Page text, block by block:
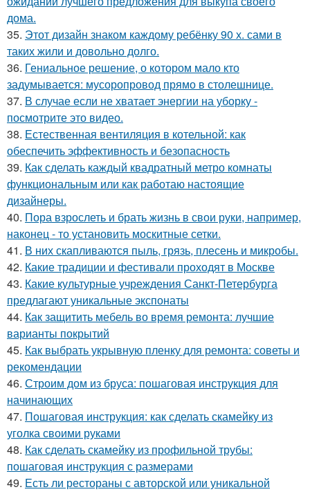
дома.
35. Этот дизайн знаком каждому ребёнку 90 х. сами в
таких жили и довольно долго.
36. Гениальное решение, о котором мало кто
задумывается: мусоропровод прямо в столешнице.
37. В случае если не хватает энергии на уборку -
посмотрите это видео.
38. Естественная вентиляция в котельной: как
обеспечить эффективность и безопасность
39. Как сделать каждый квадратный метро комнаты
функциональным или как работаю настоящие
дизайнеры.
40. Пора взрослеть и брать жизнь в свои руки, например,
наконец - то установить москитные сетки.
41. В них скапливаются пыль, грязь, плесень и микробы.
42. Какие традиции и фестивали проходят в Москве
43. Какие культурные учреждения Санкт-Петербурга
предлагают уникальные экспонаты
44. Как защитить мебель во время ремонта: лучшие
варианты покрытий
45. Как выбрать укрывную пленку для ремонта: советы и
рекомендации
46. Строим дом из бруса: пошаговая инструкция для
начинающих
47. Пошаговая инструкция: как сделать скамейку из
уголка своими руками
48. Как сделать скамейку из профильной трубы:
пошаговая инструкция с размерами
49. Есть ли рестораны с авторской или уникальной